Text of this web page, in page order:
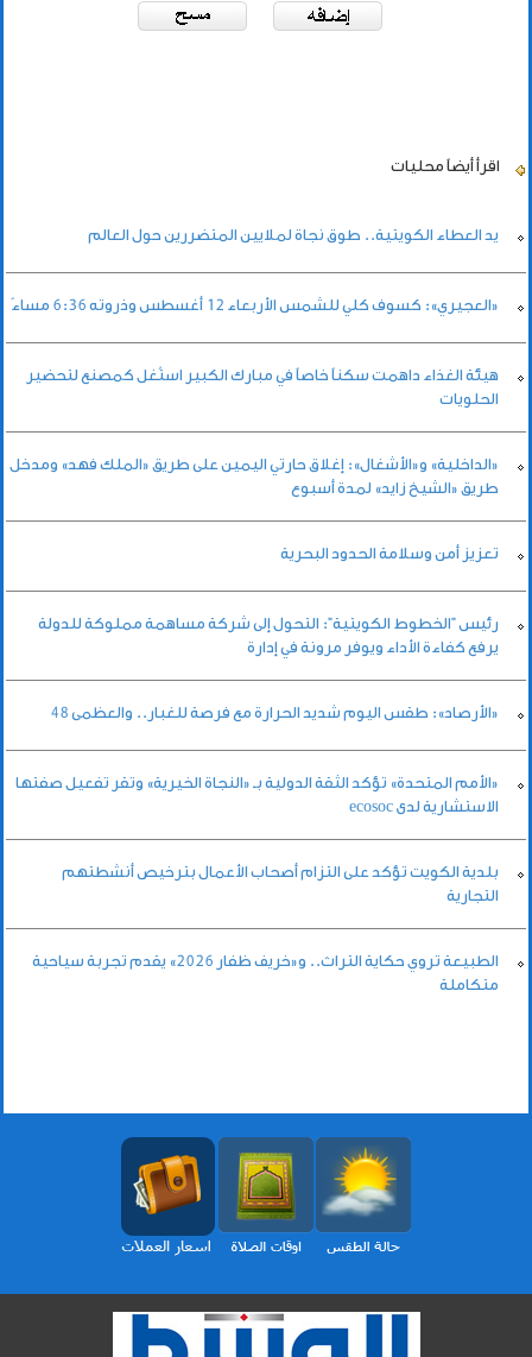
اقرأ أيضاً محليات
يد العطاء الكويتية.. طوق نجاة لملايين المتضررين حول العالم
«العجيري»: كسوف كلي للشمس الأربعاء 12 أغسطس وذروته 6:36 مساءً
هيئة الغذاء داهمت سكناً خاصاً في مبارك الكبير استُغل كمصنع لتحضير
الحلويات
«الداخلية» و«الأشغال»: إغلاق حارتي اليمين على طريق «الملك فهد» ومدخل
طريق «الشيخ زايد» لمدة أسبوع
تعزيز أمن وسلامة الحدود البحرية
رئيس "الخطوط الكويتية": التحول إلى شركة مساهمة مملوكة للدولة
يرفع كفاءة الأداء ويوفر مرونة في إدارة
«الأرصاد»: طقس اليوم شديد الحرارة مع فرصة للغبار.. والعظمى 48
«الأمم المتحدة» تؤكد الثقة الدولية بـ «النجاة الخيرية» وتقر تفعيل صفتها
الاستشارية لدى ecosoc
بلدية الكويت تؤكد على التزام أصحاب الأعمال بترخيص أنشطتهم
التجارية
الطبيعة تروي حكاية التراث.. و«خريف ظفار 2026» يقدم تجربة سياحية
متكاملة